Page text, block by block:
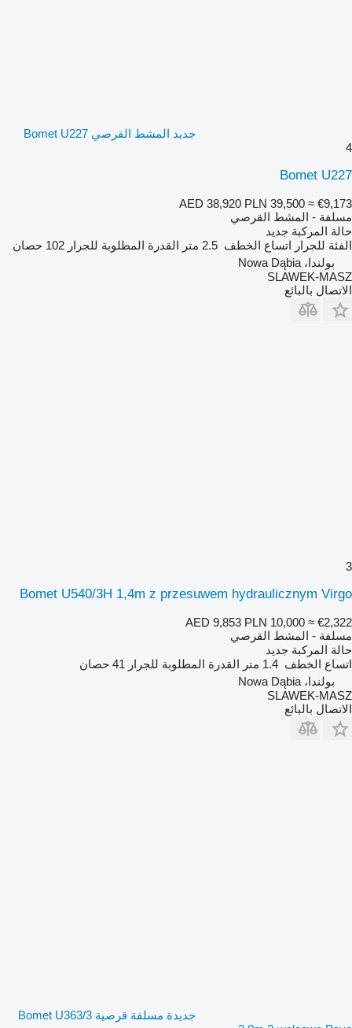
جديد المشط القرصي Bomet U227
4
Bomet U227
AED 38,920 PLN 39,500 ≈ €9,173
مسلفة - المشط القرصي
حالة المركبة جديد
الفئة للجرار اتساع الخطف 2.5 متر القدرة المطلوبة للجرار 102 حصان
بولندا، Nowa Dąbia
SLAWEK-MASZ
الاتصال بالبائع
3
Bomet U540/3H 1,4m z przesuwem hydraulicznym Virgo
AED 9,853 PLN 10,000 ≈ €2,322
مسلفة - المشط القرصي
حالة المركبة جديد
اتساع الخطف 1.4 متر القدرة المطلوبة للجرار 41 حصان
بولندا، Nowa Dąbia
SLAWEK-MASZ
الاتصال بالبائع
جديدة مسلفة قرصية Bomet U363/3